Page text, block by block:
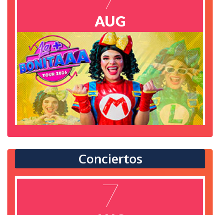
AUG
Conciertos
7